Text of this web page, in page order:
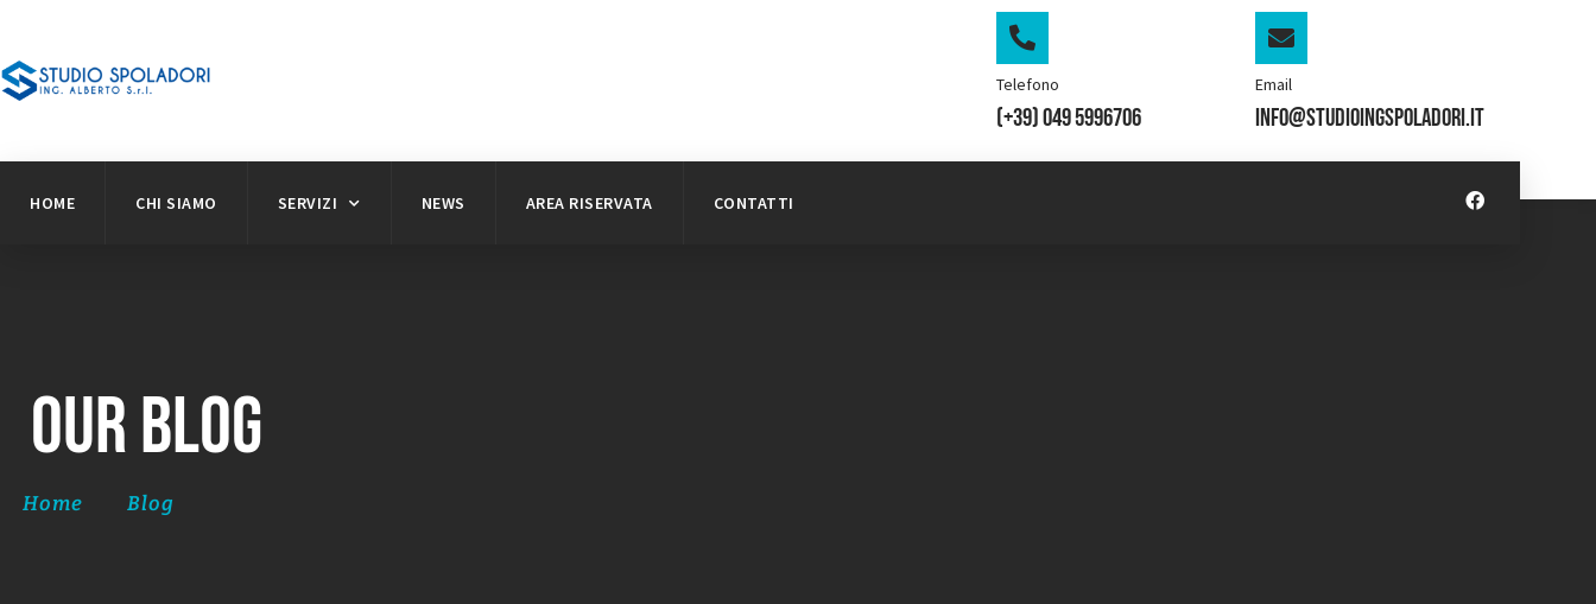
Telefono
(+39) 049 5996706
Email
info@studioingspoladori.it
HOME CHI SIAMO SERVIZI NEWS AREA RISERVATA CONTATTI
Our Blog
Home Blog